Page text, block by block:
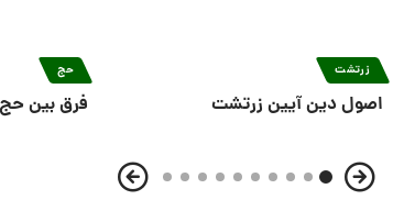
زرتشت
اصول دین آیین زرتشت
حج
فرق بین